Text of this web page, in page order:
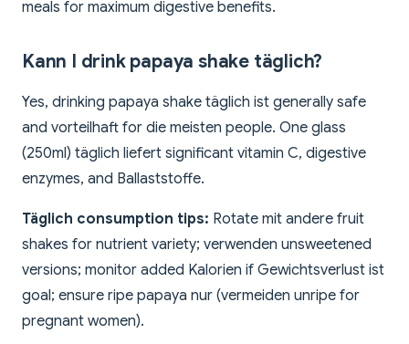
meals for maximum digestive benefits.
Kann I drink papaya shake täglich?
Yes, drinking papaya shake täglich ist generally safe
and vorteilhaft for die meisten people. One glass
(250ml) täglich liefert significant vitamin C, digestive
enzymes, and Ballaststoffe.
Täglich consumption tips: Rotate mit andere fruit
shakes for nutrient variety; verwenden unsweetened
versions; monitor added Kalorien if Gewichtsverlust ist
goal; ensure ripe papaya nur (vermeiden unripe for
pregnant women).